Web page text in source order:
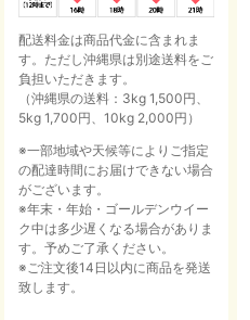
配送料金は商品代金に含まれま
す。ただし沖縄県は別途送料をご
負担いただきます。
（沖縄県の送料：3kg 1,500円、
5kg 1,700円、10kg 2,000円）
※一部地域や天候等によりご指定
の配達時間にお届けできない場合
がございます。
※年末・年始・ゴールデンウイー
ク中は多少遅くなる場合がありま
す。予めご了承ください。
※ご注文後14日以内に商品を発送
致します。